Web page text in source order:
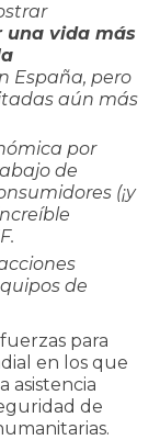
una vida más
España, pero
aún más
por
de
(¡y
de
para
en los que
asistencia
de